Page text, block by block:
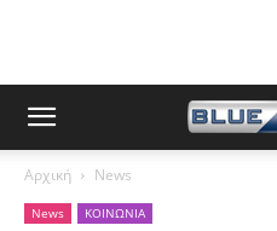
Αρχική News
News ΚΟΙΝΩΝΙΑ